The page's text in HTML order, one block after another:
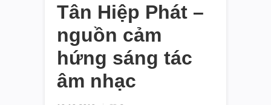
Tân Hiệp Phát –
nguồn cảm
hứng sáng tác
âm nhạc